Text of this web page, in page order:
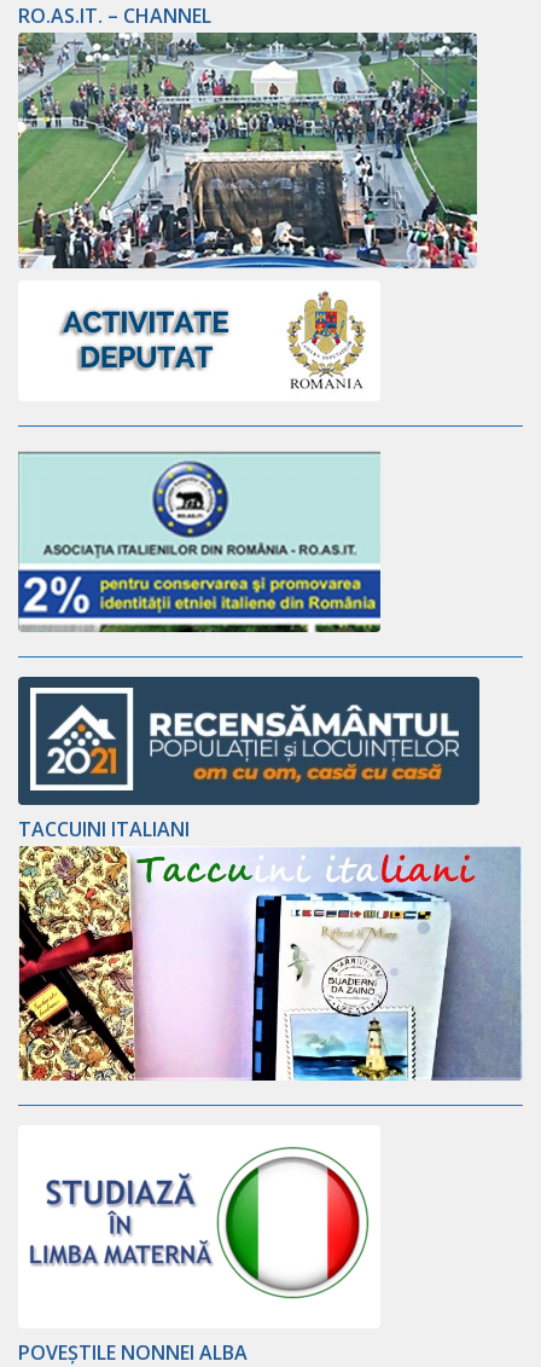
RO.AS.IT. – CHANNEL
TACCUINI ITALIANI
POVEȘTILE NONNEI ALBA